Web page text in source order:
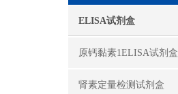
ELISA试剂盒
原钙黏素1ELISA试剂盒
肾素定量检测试剂盒